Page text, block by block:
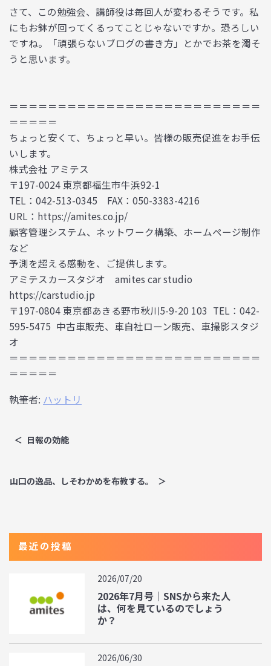
さて、この勉強会、講師役は毎回人が変わるそうです。私
にもお鉢が回ってくるってことじゃないですか。恐ろしい
ですね。「頑張らないブログの書き方」とかでお茶を濁そ
うと思います。
＝＝＝＝＝＝＝＝＝＝＝＝＝＝＝＝＝＝＝＝＝＝＝＝＝＝
＝＝＝＝＝
ちょっと安くて、ちょっと早い。皆様の販売促進をお手伝
いします。
株式会社 アミテス
〒197-0024 東京都福生市牛浜92-1
TEL：042-513-0345 FAX：050-3383-4216
URL：https://amites.co.jp/
顧客管理システム、ネットワーク構築、ホームページ制作
など
予測を超える感動を、ご提供します。
アミテスカースタジオ amites car studio
https://carstudio.jp
〒197-0804 東京都あきる野市秋川5-9-20 103 TEL：042-
595-5475 中古車販売、車自社ローン販売、車撮影スタジ
オ
＝＝＝＝＝＝＝＝＝＝＝＝＝＝＝＝＝＝＝＝＝＝＝＝＝＝
＝＝＝＝＝
執筆者: ハットリ
日報の効能
山口の逸品、しそわかめを布教する。
最近の投稿
2026/07/20
2026年7月号｜SNSから来た人
は、何を見ているのでしょう
か？
2026/06/30